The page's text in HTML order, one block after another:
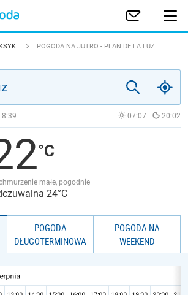
POGODA NA JUTRO - PLAN DE LA LUZ
8:39 07:07 20:02
małe, pogodnie
24°C
POGODA
DŁUGOTERMINOWA
POGODA NA
WEEKEND